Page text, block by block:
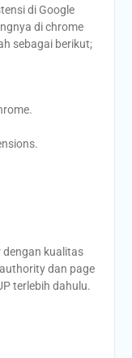
di Google
di chrome
sebagai berikut;
dengan kualitas
dan page
terlebih dahulu.